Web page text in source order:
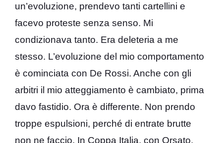
un’evoluzione, prendevo tanti cartellini e
facevo proteste senza senso. Mi
condizionava tanto. Era deleteria a me
stesso. L’evoluzione del mio comportamento
è cominciata con De Rossi. Anche con gli
arbitri il mio atteggiamento è cambiato, prima
davo fastidio. Ora è differente. Non prendo
troppe espulsioni, perché di entrate brutte
non ne faccio. In Coppa Italia, con Orsato,